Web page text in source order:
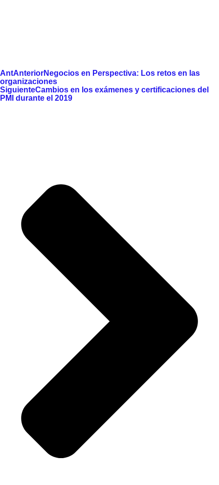
AntAnteriorNegocios en Perspectiva: Los retos en las
organizaciones
SiguienteCambios en los exámenes y certificaciones del
PMI durante el 2019